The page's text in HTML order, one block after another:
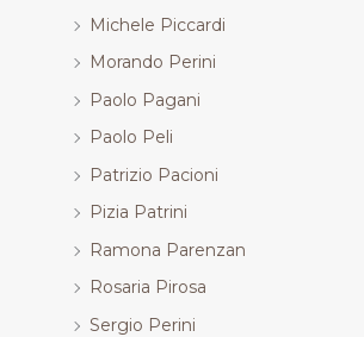
Michele Piccardi
Morando Perini
Paolo Pagani
Paolo Peli
Patrizio Pacioni
Pizia Patrini
Ramona Parenzan
Rosaria Pirosa
Sergio Perini